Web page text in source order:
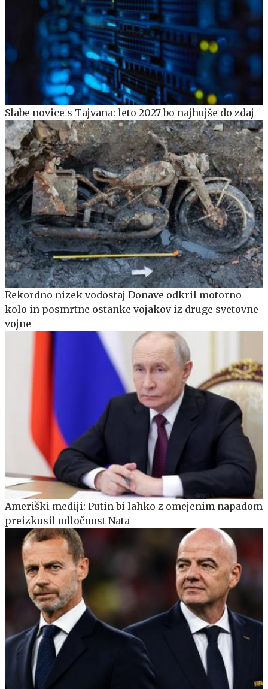
Slabe novice s Tajvana: leto 2027 bo najhujše do zdaj
Rekordno nizek vodostaj Donave odkril motorno
kolo in posmrtne ostanke vojakov iz druge svetovne
vojne
Ameriški mediji: Putin bi lahko z omejenim napadom
preizkusil odločnost Nata